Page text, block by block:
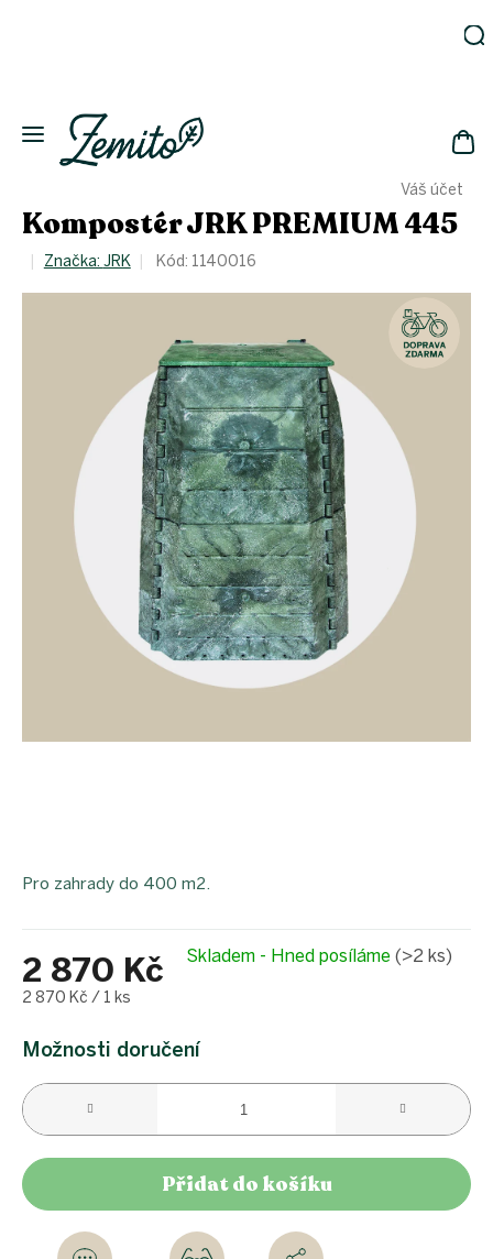
Váš účet
Eko
domácnost
Kosmetika
láhve
Akce
Přihlášení
Kompostér JRK PREMIUM 445
Značka: JRK Kód: 1140016
2 870 Kč
Měrná
2 870 Kč / 1 ks
Skladem - Hned posíláme (>2 ks)
Možnosti doručení
Přidat do košíku
Pro zahrady do 400 m2.